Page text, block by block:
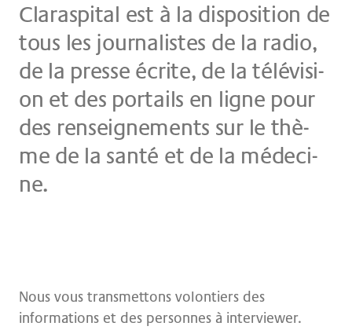
Claraspital est à la dis­po­si­ti­on de
tous les jour­na­li­stes de la ra­dio,
de la pres­se écrite, de la té­lé­vi­si­
on et des por­tails en li­gne pour
des rens­eig­ne­ments sur le thè­
me de la san­té et de la mé­de­ci­
ne.
Nous vous transmettons volontiers des
informations et des personnes à interviewer.